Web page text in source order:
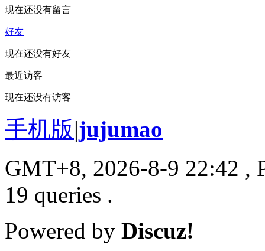
现在还没有留言
好友
现在还没有好友
最近访客
现在还没有访客
手机版|jujumao
GMT+8, 2026-8-9 22:42 ,
19 queries .
Powered by Discuz!